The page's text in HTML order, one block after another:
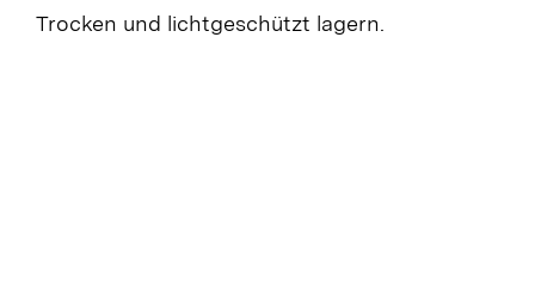
Trocken und lichtgeschützt lagern.